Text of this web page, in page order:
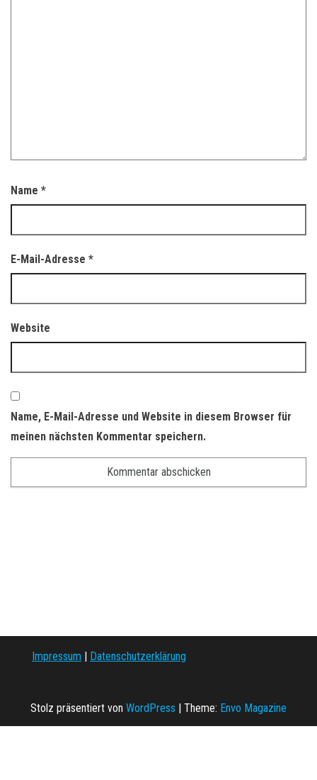
Name *
E-Mail-Adresse *
Website
Name, E-Mail-Adresse und Website in diesem Browser für
meinen nächsten Kommentar speichern.
Impressum Datenschutzerklärung
Stolz präsentiert von WordPress Theme: Envo Magazine